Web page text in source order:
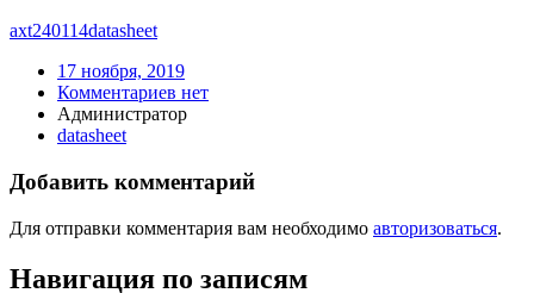
axt240114datasheet
17 ноября, 2019
Комментариев нет
Администратор
datasheet
Добавить комментарий
Для отправки комментария вам необходимо авторизоваться.
Навигация по записям